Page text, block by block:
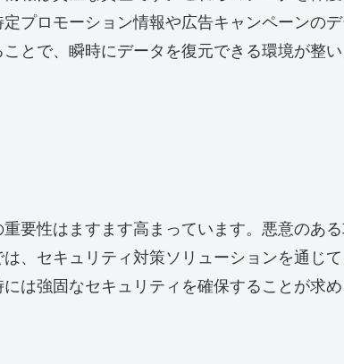
プロモーション情報や広告キャンペーンの
とで、瞬時にデータを復元できる環境が整
要性はますます高まっています。悪意のあ
、セキュリティ対策ソリューションを通じ
は強固なセキュリティを確保することが求